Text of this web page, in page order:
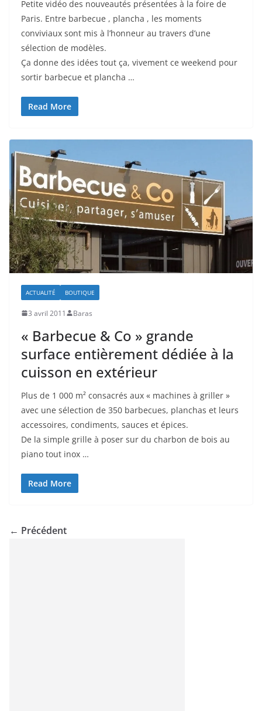
Petite vidéo des nouveautés présentées à la foire de
Paris. Entre barbecue , plancha , les moments
conviviaux sont mis à l’honneur au travers d’une
sélection de modèles.
Ça donne des idées tout ça, vivement ce weekend pour
sortir barbecue et plancha …
Read More
ACTUALITÉ BOUTIQUE
3 avril 2011 Baras
« Barbecue & Co » grande
surface entièrement dédiée à la
cuisson en extérieur
Plus de 1 000 m² consacrés aux « machines à griller »
avec une sélection de 350 barbecues, planchas et leurs
accessoires, condiments, sauces et épices.
De la simple grille à poser sur du charbon de bois au
piano tout inox …
Read More
← Précédent